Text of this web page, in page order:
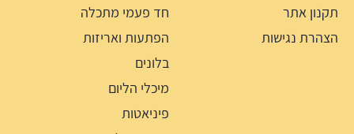
תקנון אתר
הצהרת נגישות
חד פעמי מתכלה
הפתעות ואריזות
בלונים
מיכלי הליום
פיניאטות